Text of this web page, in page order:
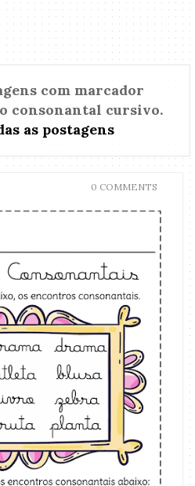
com marcador
consonantal cursivo.
as postagens
0 COMMENTS